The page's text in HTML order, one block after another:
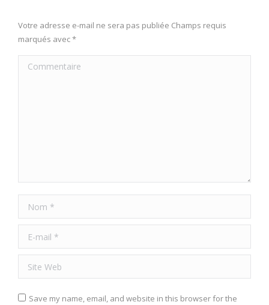
Votre adresse e-mail ne sera pas publiée Champs requis
marqués avec*
Commentaire
Nom *
E-mail *
Site Web
Save my name, email, and website in this browser for the